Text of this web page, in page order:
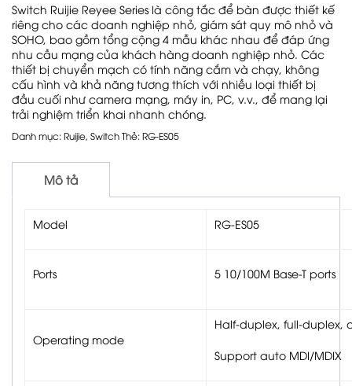
Switch Ruijie Reyee Series là công tắc để bàn được thiết kế
riêng cho các doanh nghiệp nhỏ, giám sát quy mô nhỏ và
SOHO, bao gồm tổng cộng 4 mẫu khác nhau để đáp ứng
nhu cầu mạng của khách hàng doanh nghiệp nhỏ. Các
thiết bị chuyển mạch có tính năng cắm và chạy, không
cấu hình và khả năng tương thích với nhiều loại thiết bị
đầu cuối như camera mạng, máy in, PC, v.v., để mang lại
trải nghiệm triển khai nhanh chóng.
Danh mục:Ruijie, SwitchThẻ:RG-ES05
Mô tả
Model RG-ES05
Ports 5 10/100M Base-T ports
Operating mode
Half-duplex, full-duplex,
Support auto MDI/MDIX